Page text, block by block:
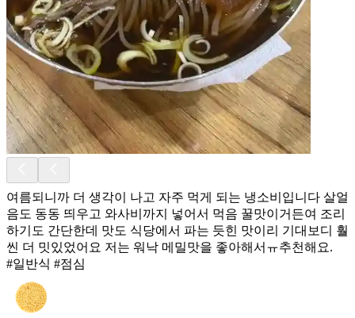
여름되니까 더 생각이 나고 자주 먹게 되는 냉소비입니다 살얼
음도 동동 띄우고 와사비까지 넣어서 먹음 꿀맛이거든여 조리
하기도 간단한데 맛도 식당에서 파는 듯힌 맛이리 기대보디 훨
씬 더 밋있었어요 저는 워낙 메밀맛을 좋아해서ㅠ추천해요.
#일반식 #점심